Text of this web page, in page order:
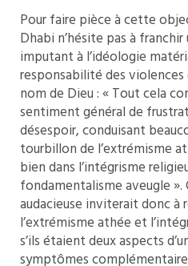
Pour faire pièce à cette
Dhabi n’hésite pas à
imputant à l’idéologie
responsabilité des
nom de Dieu : « Tout cela
sentiment général de
désespoir, conduisant
tourbillon de l’extrémisme
bien dans l’intégrisme
fondamentalisme aveugle
audacieuse inviterait donc à
l’extrémisme athée et
s’ils étaient deux aspects
symptômes